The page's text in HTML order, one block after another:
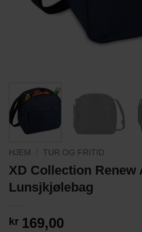
HJEM TUR OG FRITID
XD Collection Renew
Lunsjkjølebag
kr 169,00